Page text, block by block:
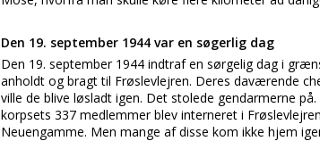
Den 19. september 1944 var en søgerlig dag
Den 19. september 1944 indtraf en sørgelig dag i
anholdt og bragt til Frøslevlejren. Deres daværende
ville de blive løsladt igen. Det stolede gendarmerne
korpsets 337 medlemmer blev interneret i
Neuengamme. Men mange af disse kom ikke hjem